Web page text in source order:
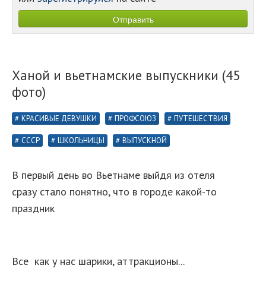
Ханой и вьетнамские выпускники (45
фото)
КРАСИВЫЕ ДЕВУШКИ ПРОФСОЮЗ ПУТЕШЕСТВИЯ
СССР ШКОЛЬНИЦЫ ВЫПУСКНОЙ
В первый день во Вьетнаме выйдя из отеля
сразу стало понятно, что в городе какой-то
праздник
Все как у нас шарики, аттракционы...